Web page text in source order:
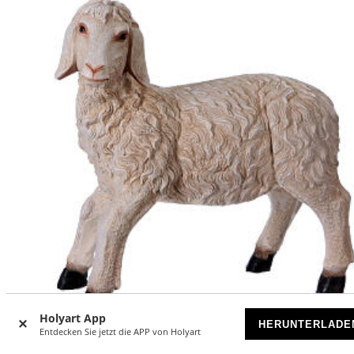
Holyart App
Entdecken Sie jetzt die APP von Holyart
-12%